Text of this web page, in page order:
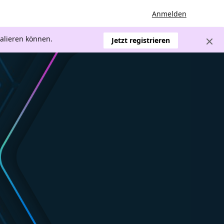
Anmelden
können. Jetzt registrieren